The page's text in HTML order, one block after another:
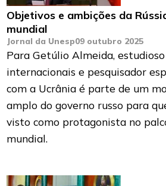
Objetivos e ambições da
mundial
Jornal da Unesp09 outubro 2025
Para Getúlio Almeida,
internacionais e pesquisador
com a Ucrânia é parte de um
amplo do governo russo para
visto como protagonista no
mundial.